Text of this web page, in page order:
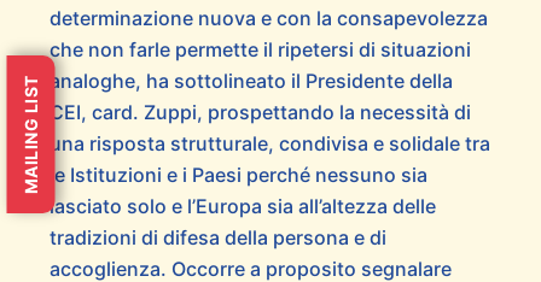
determinazione nuova e con la consapevolezza
che non farle permette il ripetersi di situazioni
analoghe, ha sottolineato il Presidente della
CEI, card. Zuppi, prospettando la necessità di
una risposta strutturale, condivisa e solidale tra
le Istituzioni e i Paesi perché nessuno sia
lasciato solo e l’Europa sia all’altezza delle
tradizioni di difesa della persona e di
accoglienza. Occorre a proposito segnalare
MAILING LIST